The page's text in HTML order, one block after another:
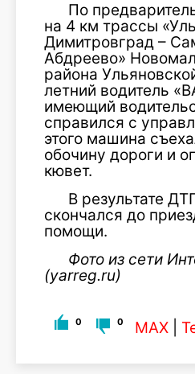
По
на 4 км трассы
Димитровград –
Абдреево»
района
летний водитель
имеющий
справился с
этого машина
обочину дороги и
кювет.
В результате
скончался до
помощи.
Фото из сети
(yarreg.ru)
0 0 MAX